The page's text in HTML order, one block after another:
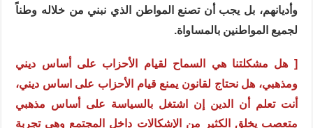
وأديانهم، بل يجب أن تصنع المواطن الذي نبني من خلاله وطناً
لجميع المواطنين بالمساواة.
[ هل مشكلتنا هي السماح لقيام الأحزاب على أساس ديني
ومذهبي، هل نحتاج لقانون يمنع قيام الأحزاب على اساس ديني،
أنت تعلم أن الدين إن اشتغل بالسياسة على أساس مذهبي
متعصب يخلق الكثير من الإشكالات داخل المجتمع وهي تجربة